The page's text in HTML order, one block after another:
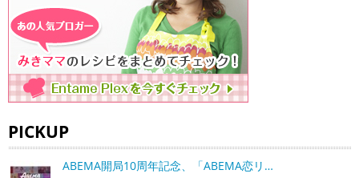
PICKUP
ABEMA開局10周年記念、「ABEMA恋リ…